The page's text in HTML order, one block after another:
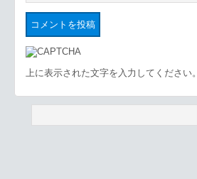
上に表示された文字を入力してください。